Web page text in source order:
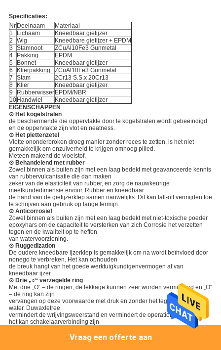
Specificaties:
Nr Deelnaam
Materiaal
1
Lichaam
Kneedbaar gietijzer
2
Wig
Kneedbare gietijzer + EPDM
3
Stamnoot
ZCuAl10Fe3 Gunmetal
4
Pakking
EPDM
5
Bonnet
Kneedbaar gietijzer
6
Klierpakking
ZCuAl10Fe3 Gunmetal
7
Stam
2Cr13 S.S.x 20Cr13
8
Klier
Kneedbaar gietijzer
9
Rubberwisser EPDM/NBR
10 Handwiel
Kneedbaar gietijzer
EIGENSCHAPPEN
⊙ Het kogelstralen
de beschermende die oppervlakte door te kogelstralen wordt gebeëindigd
en de oppervlakte zijn vlot en neatness.
⊙ Het plettenzetel
Vlotte ononderbroken droeg manier zonder reces te zetten, is het niet
gemakkelijk om onzuiverheid te krijgen omhoog pilled.
Meteen makend de vloeistof.
⊙ Behandelend met rubber
Zowel binnen als buiten zijn met een laag bedekt met geavanceerde kennis
van rubbervulcanisatie die dan maken
zeker van de elasticiteit van rubber, en zorg de nauwkeurige
meetkundedimensie ervoor. Rubber en kneedbaar
de hand van de gietijzerklep samen nauwelijks. Dit kan fall-off vermijden toe
te schrijven aan gebruik op lange termijn.
⊙ Anticorrosief
Zowel binnen als buiten zijn met een laag bedekt met niet-toxische poeder
epoxyhars om de capaciteit te versterken van zich Corrosie het verzetten
tegen en de kwaliteit op te heffen
van watervoorziening.
⊙ Ruggedization
De oudere kneedbare ijzerklep is gemakkelijk om na wordt beïnvloed door
nonego te verbreken. Het kan ophouden
de breuk hangt van het goede werktuigkundigenvermogen af van
kneedbaar ijzer.
⊙ Drie „○“ verzegelde ring
Met drie „O“ – de ringen, de lekkage kunnen zeer worden verminderd en „O“
– de ring kan zijn
vervangen op deze voorwaarde met druk en zonder het tegenhouden van
water. Duwaxletree
vermindert de wrijvingsweerstand en vermindert de operationele torsie. En
het kan schakelaarverbinding zijn
Het lichaam wordt om de minuut opgericht, verzekert de stijve
Vraag een offerte aan